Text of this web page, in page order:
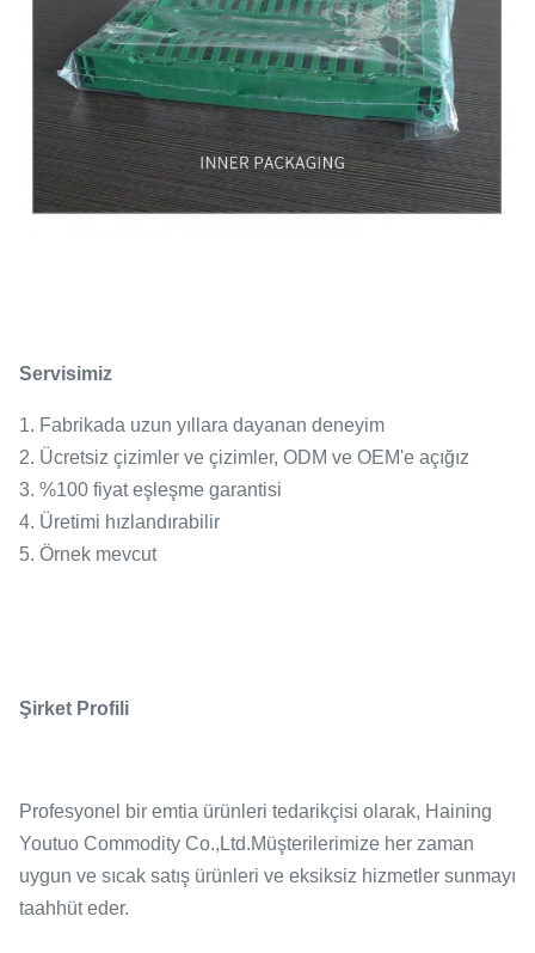
Servisimiz
1. Fabrikada uzun yıllara dayanan deneyim
2. Ücretsiz çizimler ve çizimler, ODM ve OEM'e açığız
3. %100 fiyat eşleşme garantisi
4. Üretimi hızlandırabilir
5. Örnek mevcut
Şirket Profili
Profesyonel bir emtia ürünleri tedarikçisi olarak, Haining
Youtuo Commodity Co.,Ltd.Müşterilerimize her zaman
uygun ve sıcak satış ürünleri ve eksiksiz hizmetler sunmayı
taahhüt eder.